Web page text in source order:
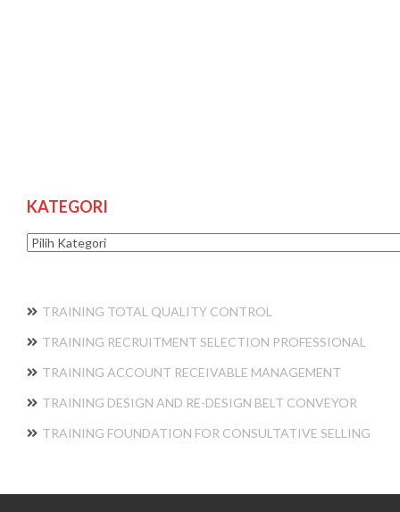
KATEGORI
Kategori
TRAINING TOTAL QUALITY CONTROL
TRAINING RECRUITMENT SELECTION PROFESSIONAL
TRAINING ACCOUNT RECEIVABLE MANAGEMENT
TRAINING DESIGN AND RE-DESIGN BELT CONVEYOR
TRAINING FOUNDATION FOR CONSULTATIVE SELLING